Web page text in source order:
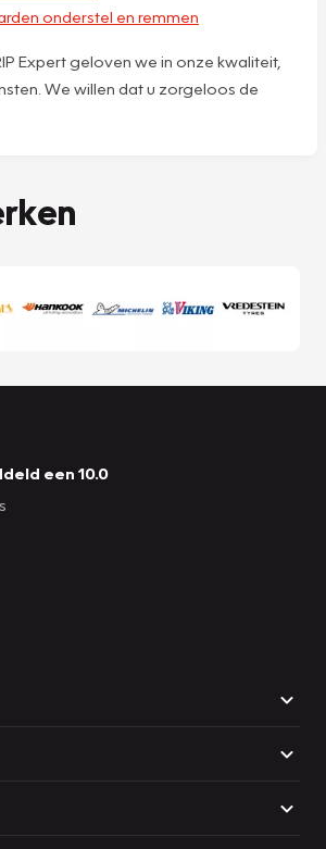
onderstel en remmen
Expert geloven we in onze kwaliteit,
We willen dat u zorgeloos de
een 10.0